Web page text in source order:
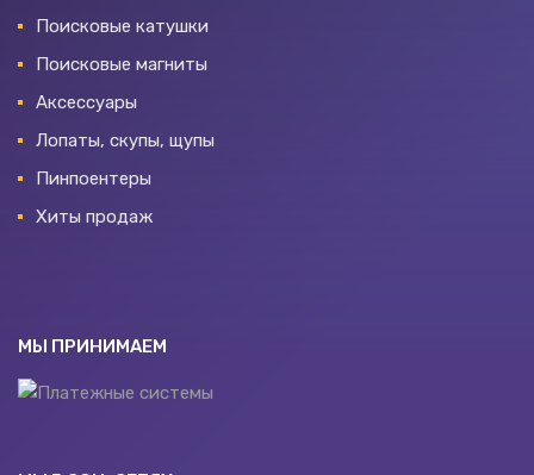
Поисковые катушки
Поисковые магниты
Аксессуары
Лопаты, скупы, щупы
Пинпоентеры
Хиты продаж
МЫ ПРИНИМАЕМ